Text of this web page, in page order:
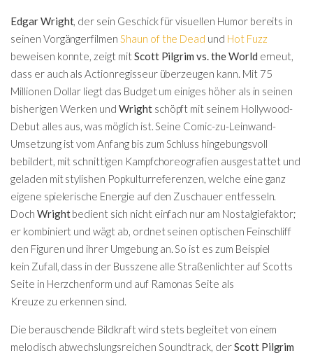
Edgar Wright, der sein Geschick für visuellen Humor bereits in
seinen Vorgängerfilmen Shaun of the Dead und Hot Fuzz
beweisen konnte, zeigt mit Scott Pilgrim vs. the World erneut,
dass er auch als Actionregisseur überzeugen kann. Mit 75
Millionen Dollar liegt das Budget um einiges höher als in seinen
bisherigen Werken undWrightschöpft mit seinem Hollywood-
Debut alles aus, was möglich ist. Seine Comic-zu-Leinwand-
Umsetzung ist vom Anfang bis zum Schluss hingebungsvoll
bebildert, mit schnittigen Kampfchoreografien ausgestattet und
geladen mit stylishen Popkulturreferenzen, welche eine ganz
eigene spielerische Energie auf den Zuschauer entfesseln.
Doch Wrightbedient sich nicht einfach nur am Nostalgiefaktor;
er kombiniert und wägt ab, ordnet seinen optischen Feinschliff
den Figuren und ihrer Umgebung an. So ist es zum Beispiel
kein Zufall, dass in der Busszene alle Straßenlichter auf Scotts
Seite in Herzchenform und auf Ramonas Seite als
Kreuze zu erkennen sind.
Die berauschende Bildkraft wird stets begleitet von einem
melodisch abwechslungsreichen Soundtrack, derScott Pilgrim